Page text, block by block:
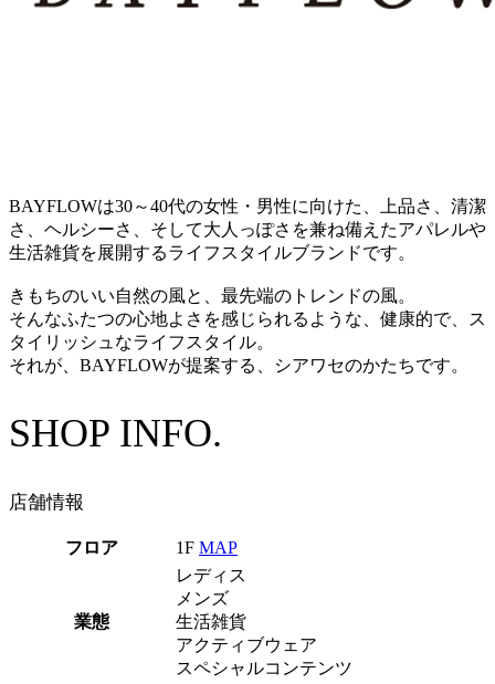
BAYFLOWは30～40代の女性・男性に向けた、上品さ、清潔
さ、ヘルシーさ、そして大人っぽさを兼ね備えたアパレルや
生活雑貨を展開するライフスタイルブランドです。
きもちのいい自然の風と、最先端のトレンドの風。
そんなふたつの心地よさを感じられるような、健康的で、ス
タイリッシュなライフスタイル。
それが、BAYFLOWが提案する、シアワセのかたちです。
SHOP INFO.
店舗情報
フロア 1F MAP
業態
レディス
メンズ
生活雑貨
アクティブウェア
スペシャルコンテンツ